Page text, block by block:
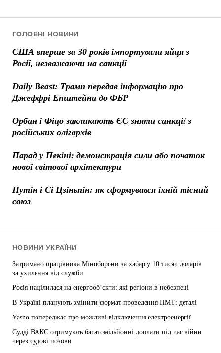
ГОЛОВНІ НОВИНИ
США вперше за 30 років імпортували яйця з
Росії, незважаючи на санкції
Daily Beast: Трамп передав інформацію про
Джеффрі Епштейна до ФБР
Орбан і Фіцо закликають ЄС зняти санкції з
російських олігархів
Парад у Пекіні: демонстрація сили або початок
нової світової архітектури
Путін і Сі Цзіньпін: як сформувався їхній тісний
союз
НОВИНИ УКРАЇНИ
Затримано працівника Міноборони за хабар у 10 тисяч доларів
за ухилення від служби
Росія націлилася на енергооб’єкти: які регіони в небезпеці
В Україні планують змінити формат проведення НМТ: деталі
Yasno попереджає про можливі відключення електроенергії
Судді ВАКС отримують багатомільйонні доплати під час війни
через судові позови